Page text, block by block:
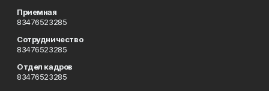
Приемная
83476523285
Сотрудничество
83476523285
Отдел кадров
83476523285